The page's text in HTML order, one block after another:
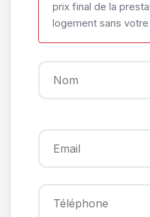
prix final de la
logement sans